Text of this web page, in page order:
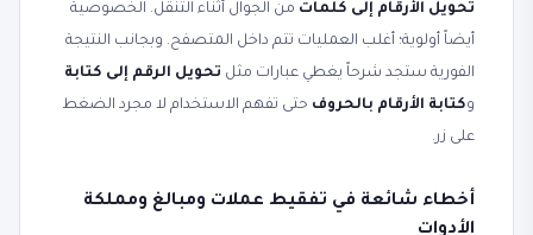
تحويل الأرقام إلى كلمات من الجوال أثناء التنقل. الخصوصية
أيضاً أولوية؛ أغلب العمليات تتم داخل المتصفح. وبجانب النتيجة
الفورية ستجد شرحاً يغطي عبارات مثل تحويل الرقم إلى كتابة
وكتابة الأرقام بالحروف حتى تفهم الاستخدام لا مجرد الضغط
على زر.
أخطاء شائعة في تفقيط عملات ومبالغ ومملكة
الأدوات